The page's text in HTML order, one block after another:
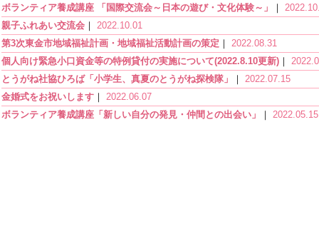
ボランティア養成講座 「国際交流会～日本の遊び・文化体験～」
｜
親子ふれあい交流会 ｜ 2022.10.01
第3次東金市地域福祉計画・地域福祉活動計画の策定 ｜ 2022.08.31
個人向け緊急小口資金等の特例貸付の実施について(2022.8.10更新) ｜
とうがね社協ひろば「小学生、真夏のとうがね探検隊」
｜ 2022.07.15
金婚式をお祝いします ｜ 2022.06.07
ボランティア養成講座「新しい自分の発見・仲間との出会い」
｜ 2022.05.15